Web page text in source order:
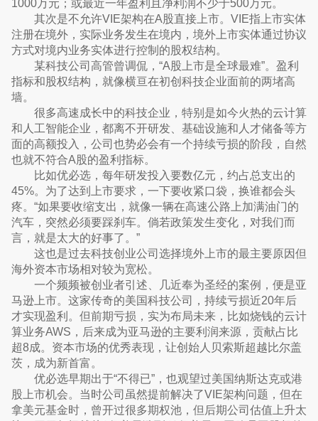
1000万元；或最近一年盈利且净利润不少于500万元。
其次是不允许VIE架构在A股直接上市。VIE指上市实体
注册在境外，实际业务发生在境内，境外上市实体通过协议
方式对境内业务实体进行控制的股权结构。
某科技公司高管曾调侃，“A股上市是全球最难”。盈利
指标和股权结构，就像横亘在初创科技企业面前的两堵高
墙。
很多高速成长中的科技企业，特别是如今火热的云计算
和人工智能企业，都离不开研发、基础设施和人才储备等方
面的高额投入，公司也势必会有一个持续亏损的阶段，自然
也就不符合A股的盈利指标。
比如优必选，每年研发投入要数亿元，约占总支出的
45%。为了达到上市要求，一下要收紧口袋，换谁都会头
疼。“如果要收缩支出，就像一辆在高速公路上加满油门的
汽车，突然必须要踩刹车。倘若政策发生变化，对我们而
言，就是太大的好事了。”
这也是过去科技创业公司选择境外上市的最主要原因但
海外资本市场相对较为宽松。
一个频频被创业者引述、几近奉为圣经的案例，便是亚
马逊上市。这家传奇的美国科技公司，持续亏损近20年后
才实现盈利。但前期亏损，实为布局未来，比如烧钱的云计
算业务AWS，后来成为亚马逊的主要利润来源，贡献占比
超8成。资本市场的优秀表现，让创始人贝索斯超越比尔盖
茨，成为新首富。
优必选早期出于“不得已”，也观望过美国纳斯达克或港
股上市机会。当时公司虽然提前解决了VIE架构问题，但在
拿美元基金时，曾开过很多期权池，但后期公司估值上升太